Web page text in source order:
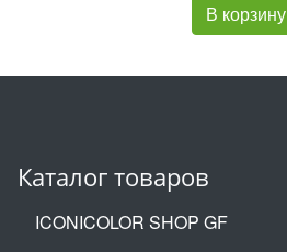
В корзину
Каталог товаров
ICONICOLOR SHOP GF